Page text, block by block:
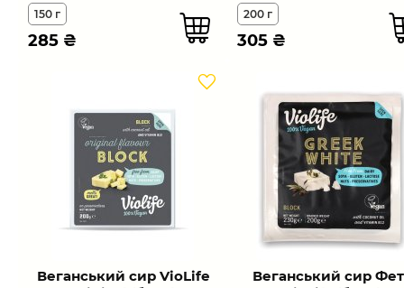
150 г
285 ₴
200 г
305 ₴
Веганський сир VioLife
Веганський сир